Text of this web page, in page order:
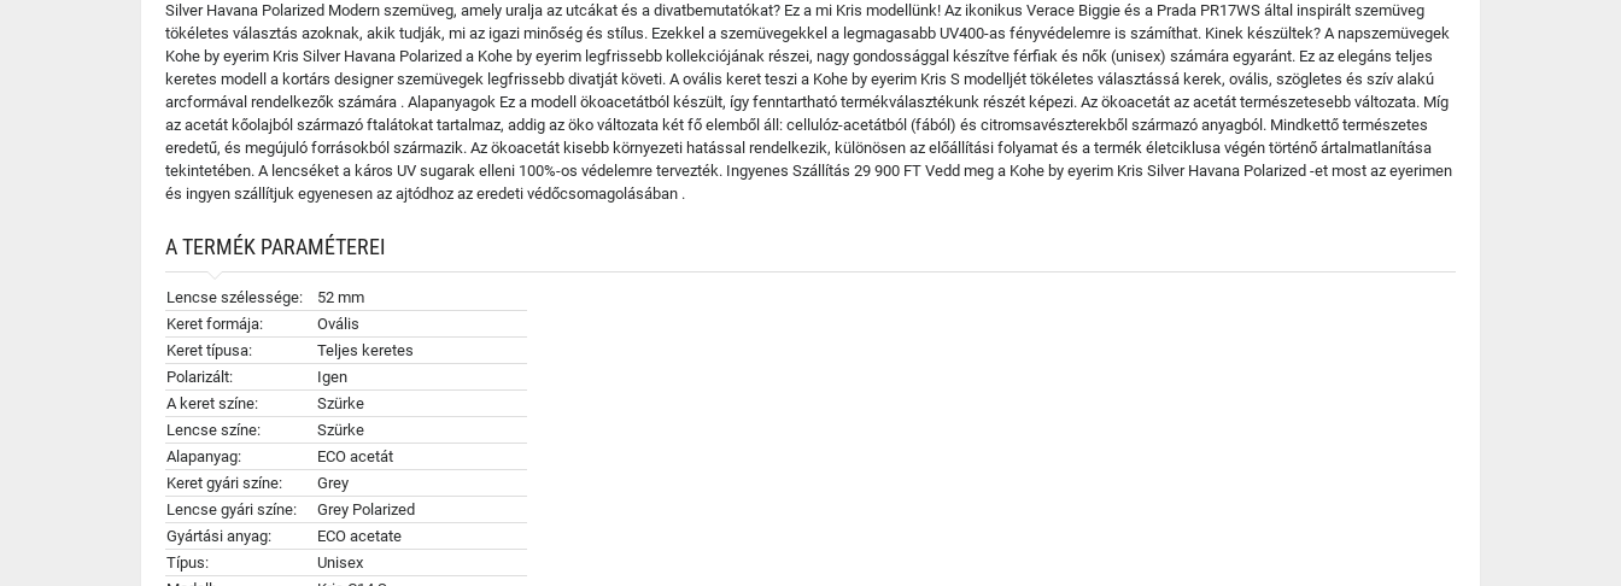
Silver Havana Polarized Modern szemüveg, amely uralja az utcákat és a divatbemutatókat? Ez a mi Kris modellünk! Az ikonikus Verace Biggie és a Prada PR17WS által inspirált szemüveg
tökéletes választás azoknak, akik tudják, mi az igazi minőség és stílus. Ezekkel a szemüvegekkel a legmagasabb UV400-as fényvédelemre is számíthat. Kinek készültek? A napszemüvegek
Kohe by eyerim Kris Silver Havana Polarized a Kohe by eyerim legfrissebb kollekciójának részei, nagy gondossággal készítve férfiak és nők (unisex) számára egyaránt. Ez az elegáns teljes
keretes modell a kortárs designer szemüvegek legfrissebb divatját követi. A ovális keret teszi a Kohe by eyerim Kris S modelljét tökéletes választássá kerek, ovális, szögletes és szív alakú
arcformával rendelkezők számára . Alapanyagok Ez a modell ökoacetátból készült, így fenntartható termékválasztékunk részét képezi. Az ökoacetát az acetát természetesebb változata. Míg
az acetát kőolajból származó ftalátokat tartalmaz, addig az öko változata két fő elemből áll: cellulóz-acetátból (fából) és citromsavészterekből származó anyagból. Mindkettő természetes
eredetű, és megújuló forrásokból származik. Az ökoacetát kisebb környezeti hatással rendelkezik, különösen az előállítási folyamat és a termék életciklusa végén történő ártalmatlanítása
tekintetében. A lencséket a káros UV sugarak elleni 100%-os védelemre tervezték. Ingyenes Szállítás 29 900 FT Vedd meg a Kohe by eyerim Kris Silver Havana Polarized -et most az eyerimen
és ingyen szállítjuk egyenesen az ajtódhoz az eredeti védőcsomagolásában .
A TERMÉK PARAMÉTEREI
Lencse szélessége:
52 mm
Keret formája:
Ovális
Keret típusa:
Teljes keretes
Polarizált:
Igen
A keret színe:
Szürke
Lencse színe:
Szürke
Alapanyag:
ECO acetát
Keret gyári színe:
Grey
Lencse gyári színe:
Grey Polarized
Gyártási anyag:
ECO acetate
Típus:
Unisex